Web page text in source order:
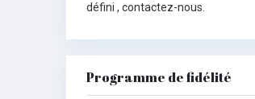
défini , contactez-nous.
Programme de fidélité